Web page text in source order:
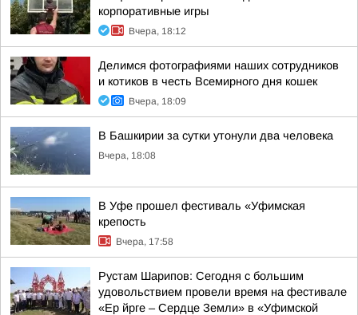
корпоративные игры
Вчера, 18:12
Делимся фотографиями наших сотрудников
и котиков в честь Всемирного дня кошек
Вчера, 18:09
В Башкирии за сутки утонули два человека
Вчера, 18:08
В Уфе прошел фестиваль «Уфимская
крепость
Вчера, 17:58
Рустам Шарипов: Сегодня с большим
удовольствием провели время на фестивале
«Ер йрге – Сердце Земли» в «Уфимской